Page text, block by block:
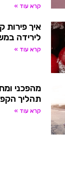
קרא עוד »
איך פירות
לירידה
קרא עוד »
מהפכני
תהליך
קרא עוד »